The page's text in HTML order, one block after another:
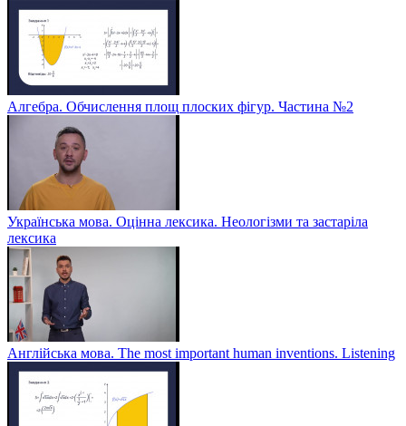
Алгебра. Обчислення площ плоских фігур. Частина №2
Українська мова. Оцінна лексика. Неологізми та застаріла
лексика
Англійська мова. The most important human inventions. Listening